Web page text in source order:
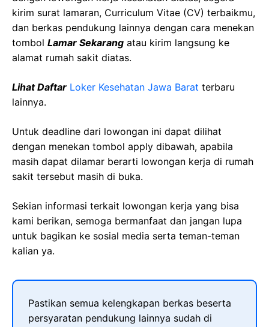
kirim surat lamaran, Curriculum Vitae (CV) terbaikmu,
dan berkas pendukung lainnya dengan cara menekan
tombol Lamar Sekarang atau kirim langsung ke
alamat rumah sakit diatas.
Lihat Daftar Loker Kesehatan Jawa Barat terbaru
lainnya.
Untuk deadline dari lowongan ini dapat dilihat
dengan menekan tombol apply dibawah, apabila
masih dapat dilamar berarti lowongan kerja di rumah
sakit tersebut masih di buka.
Sekian informasi terkait lowongan kerja yang bisa
kami berikan, semoga bermanfaat dan jangan lupa
untuk bagikan ke sosial media serta teman-teman
kalian ya.
Pastikan semua kelengkapan berkas beserta
persyaratan pendukung lainnya sudah di